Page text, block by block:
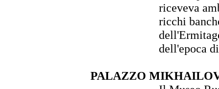
riceveva
ricchi
dell'epoca
PALAZZO